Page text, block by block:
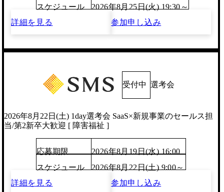
スケジュール
2026年8月25日(火) 19:30～
詳細を見る
参加申し込み
受付中 選考会
2026年8月22日(土) 1day選考会 SaaS×新規事業のセールス担
当/第2新卒大歓迎 [ 障害福祉 ]
応募期限
2026年8月19日(水) 16:00
スケジュール
2026年8月22日(土) 9:00～
詳細を見る
参加申し込み